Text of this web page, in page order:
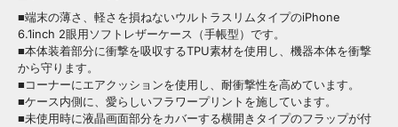
■端末の薄さ、軽さを損ねないウルトラスリムタイプのiPhone
6.1inch 2眼用ソフトレザーケース（手帳型）です。
■本体装着部分に衝撃を吸収するTPU素材を使用し、機器本体を衝撃
から守ります。
■コーナーにエアクッションを使用し、耐衝撃性を高めています。
■ケース内側に、愛らしいフラワープリントを施しています。
■未使用時に液晶画面部分をカバーする横開きタイプのフラップが付